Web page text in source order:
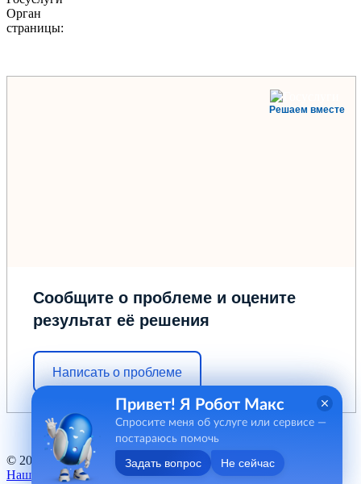
Орган
страницы:
Решаем вместе
Сообщите о проблеме и оцените
результат её решения
Написать о проблеме
© 2012 - 2026 ГБУ "МФЦ" Курганской области
Наш баннер
Привет! Я Робот Макс
Спросите меня об услуге или сервисе —
постараюсь помочь
Задать вопрос Не сейчас